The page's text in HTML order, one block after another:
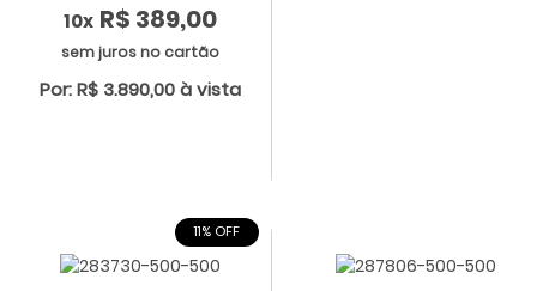
10x R$ 389,00
sem juros no cartão
Por: R$ 3.890,00 à vista
11% OFF